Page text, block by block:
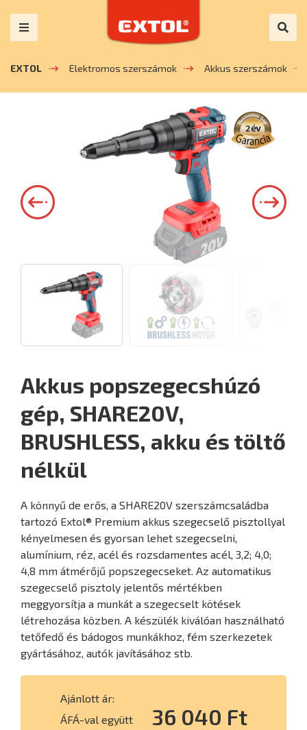
EXTOL Elektromos szerszámok Akkus szerszámok
Akkus popszegecshúzó
gép, SHARE20V,
BRUSHLESS, akku és töltő
nélkül
A könnyű de erős, a SHARE20V szerszámcsaládba
tartozó Extol® Premium akkus szegecselő pisztollyal
kényelmesen és gyorsan lehet szegecselni,
alumínium, réz, acél és rozsdamentes acél, 3,2; 4,0;
4,8 mm átmérőjű popszegecseket. Az automatikus
szegecselő pisztoly jelentős mértékben
meggyorsítja a munkát a szegecselt kötések
létrehozása közben. A készülék kiválóan használható
tetőfedő és bádogos munkákhoz, fém szerkezetek
gyártásához, autók javításához stb.
Ajánlott ár:
ÁFÁ-val együtt
36 040 Ft